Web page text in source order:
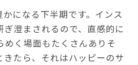
になる下半期です。インス
ぎ澄まされるので、直感的に
めく場面もたくさんありそ
きたら、それはハッピーのサ